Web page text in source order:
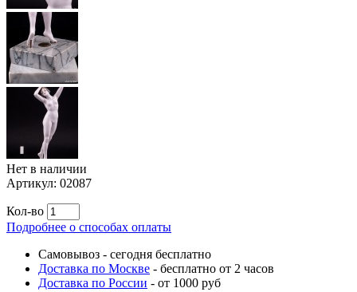
Нет в наличии
Артикул: 02087
Кол-во
Подробнее о способах оплаты
Самовывоз - сегодня бесплатно
Доставка по Москве - бесплатно от 2 часов
Доставка по России - от 1000 руб